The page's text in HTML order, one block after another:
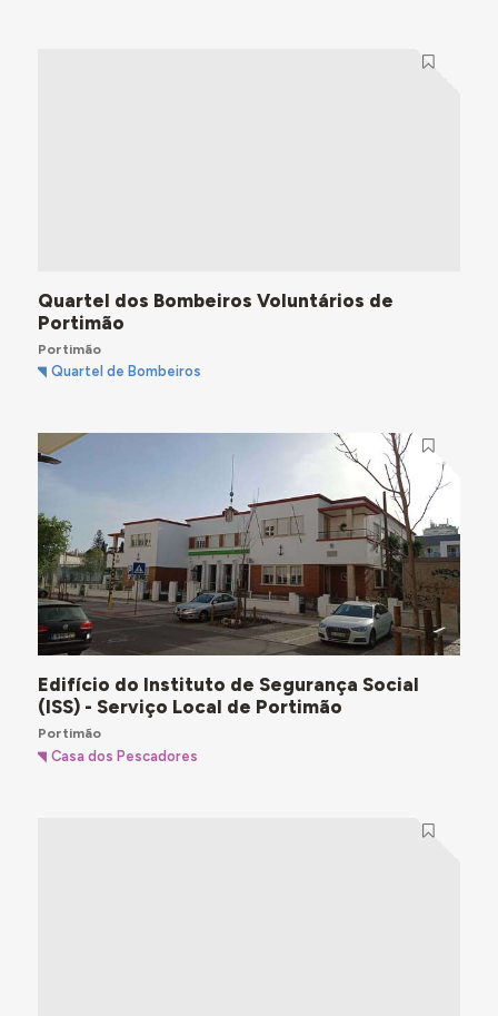
Quartel dos Bombeiros Voluntários de
Portimão
Portimão
Quartel de Bombeiros
Edifício do Instituto de Segurança Social
(ISS) - Serviço Local de Portimão
Portimão
Casa dos Pescadores